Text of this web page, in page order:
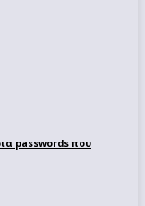
passwords που